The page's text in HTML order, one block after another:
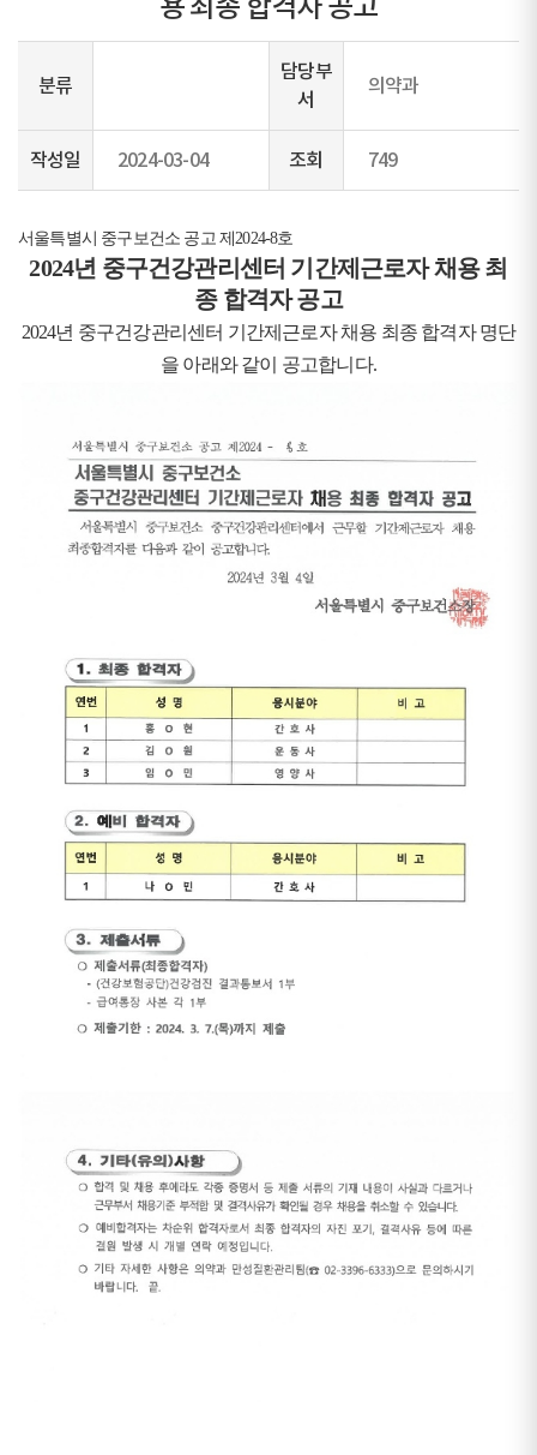
용 최종 합격자 공고
분류
담당부
서
의약과
작성일 2024-03-04 조회 749
서울특별시 중구보건소 공고 제2024-8호
2024년 중구건강관리센터 기간제근로자 채용 최
종 합격자 공고
2024년 중구건강관리센터 기간제근로자 채용 최종 합격자 명단
을 아래와 같이 공고합니다.